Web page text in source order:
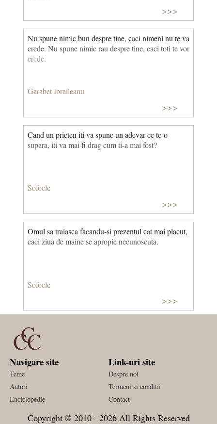
>>>
Nu spune nimic bun despre tine, caci nimeni nu te va
crede. Nu spune nimic rau despre tine, caci toti te vor
crede.
Garabet Ibraileanu
>>>
Cand un prieten iti va spune un adevar ce te-o
supara, iti va mai fi drag cum ti-a mai fost?
Sofocle
>>>
Omul sa traiasca facandu-si prezentul cat mai placut,
caci ziua de maine se apropie necunoscuta.
Sofocle
>>>
Navigare site
Teme
Autori
Enciclopedie
Link-uri site
Despre noi
Termeni si conditii
Contact
Copyright © 2010 - 2026 All Rights Reserved